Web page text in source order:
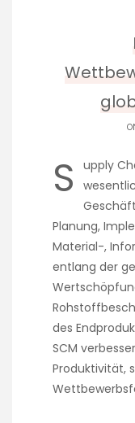
S
upply
Planung,
Material-,
entlang der
des
SCM
Produktivität,